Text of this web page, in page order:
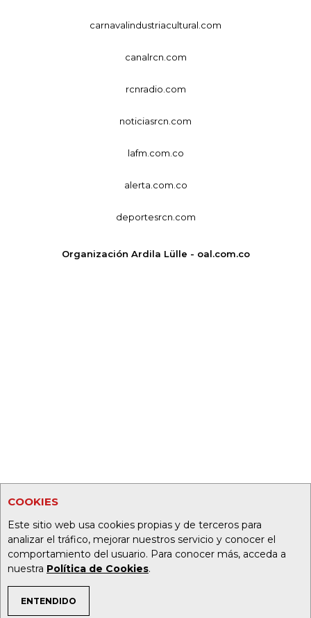
COOKIES
Este sitio web usa cookies propias y de terceros para
analizar el tráfico, mejorar nuestros servicio y conocer el
comportamiento del usuario. Para conocer más, acceda a
nuestra Política de Cookies.
ENTENDIDO
TEMAS DE INTERÉS
carnavalindustriacultural.com
canalrcn.com
rcnradio.com
noticiasrcn.com
lafm.com.co
alerta.com.co
deportesrcn.com
Organización Ardila Lülle - oal.com.co